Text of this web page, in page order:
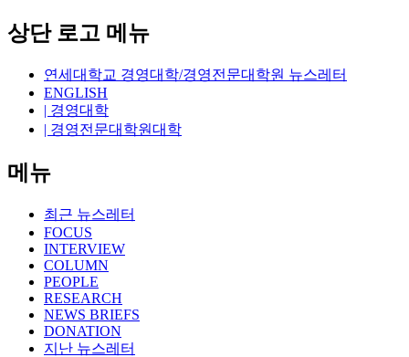
상단 로고 메뉴
연세대학교 경영대학/경영전문대학원 뉴스레터
ENGLISH
| 경영대학
| 경영전문대학원대학
메뉴
최근 뉴스레터
FOCUS
INTERVIEW
COLUMN
PEOPLE
RESEARCH
NEWS BRIEFS
DONATION
지난 뉴스레터